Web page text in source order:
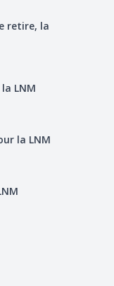
retire, la
LNM
la LNM